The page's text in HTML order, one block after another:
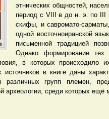
этнических общностей,
период с VIII в до н. э. по III
скифы, и савромато-
одной восточноиранской
письменной традицией
Однако формирование тех
в которых происходило
в книге даны
различных групп племен,
археологии, среди которых ещё